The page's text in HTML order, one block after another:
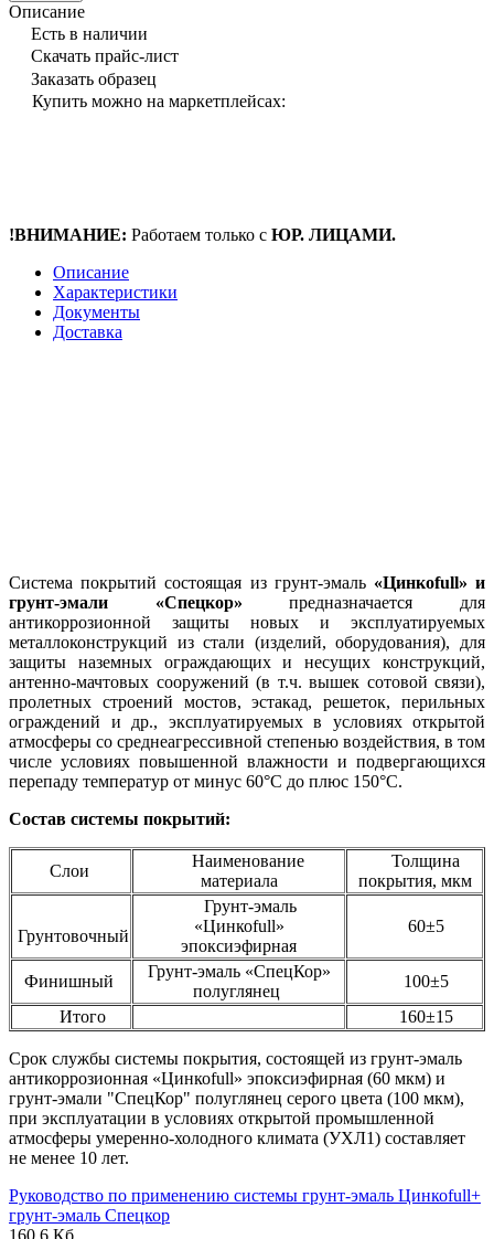
Описание
Есть в наличии
Скачать прайс-лист
Заказать образец
Купить можно на маркетплейсах:
!ВНИМАНИЕ: Работаем только с ЮР. ЛИЦАМИ.
Описание
Характеристики
Документы
Доставка
Система покрытий состоящая из грунт-эмаль «Цинкоfull» и
грунт-эмали «Спецкор» предназначается для
антикоррозионной защиты новых и эксплуатируемых
металлоконструкций из стали (изделий, оборудования), для
защиты наземных ограждающих и несущих конструкций,
антенно-мачтовых сооружений (в т.ч. вышек сотовой связи),
пролетных строений мостов, эстакад, решеток, перильных
ограждений и др., эксплуатируемых в условиях открытой
атмосферы со среднеагрессивной степенью воздействия, в том
числе условиях повышенной влажности и подвергающихся
перепаду температур от минус 60°С до плюс 150°С.
Состав системы покрытий:
Слои
Наименование
материала
Толщина
покрытия, мкм
Грунтовочный
Грунт-эмаль
«Цинкоfull»
эпоксиэфирная
60±5
Финишный
Грунт-эмаль «СпецКор»
полуглянец
100±5
Итого
160±15
Срок службы системы покрытия, состоящей из грунт-эмаль
антикоррозионная «Цинкоfull» эпоксиэфирная (60 мкм) и
грунт-эмали "СпецКор" полуглянец серого цвета (100 мкм),
при эксплуатации в условиях открытой промышленной
атмосферы умеренно-холодного климата (УХЛ1) составляет
не менее 10 лет.
Руководство по применению системы грунт-эмаль Цинкоfull+
грунт-эмаль Спецкор
160,6 Кб